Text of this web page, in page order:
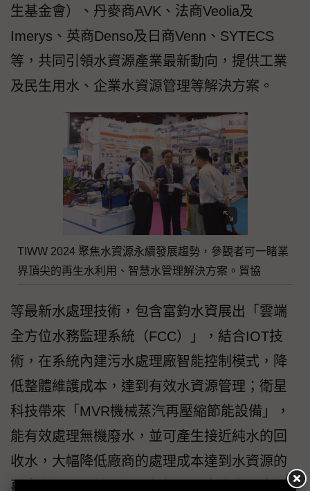
生基金會）、丹麥商AVK、法商Veolia及
Imerys、英商Denso及日商Venn、SYTECS
等，共同引領水資源產業最新動向，提供工業
及民生用水、企業水資源管理等解決方案。
TIWW 2024 聚焦水資源永續發展趨勢，參觀者可一睹業
界頂尖的再生水利用、智慧水管理解決方案。貿協
等最新水處理技術，包含富鈞水資展出「雲端
全方位水務監理系統（FCC）」，結合IOT技
術，在系統內建污水處理廠智能控制模式，降
低整體維護成本，達到有效水資源管理；衛星
科技帶來「MVR機械蒸汽再壓縮節能設備」，
能有效處理無機廢水，並可產生接近純水的回
收水，大幅降低廠商的處理成本達到水資源的
再生利用；另外，近期得標國內多座海淡廠工